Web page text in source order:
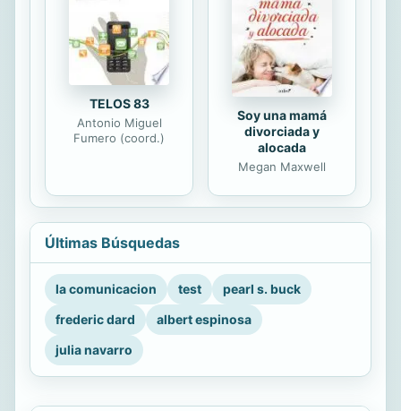
TELOS 83
Antonio Miguel
Fumero (coord.)
Soy una mamá
divorciada y
alocada
Megan Maxwell
Últimas Búsquedas
la comunicacion test
pearl s. buck
frederic dard
albert espinosa
julia navarro